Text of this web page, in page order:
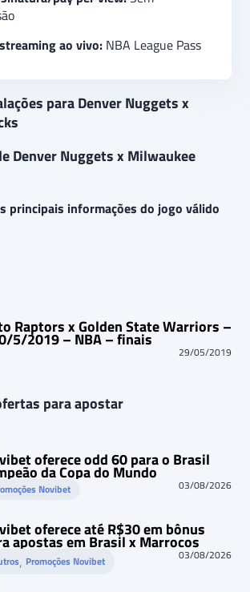
ao vivo: NBA League Pass
para Denver Nuggets x
Denver Nuggets x Milwaukee
principais informações do jogo válido
Raptors x Golden State Warriors –
5/2019 – NBA – finais
29/05/2019
para apostar
oferece odd 60 para o Brasil
da Copa do Mundo
Novibet 03/08/2026
oferece até R$30 em bônus
apostas em Brasil x Marrocos
, Promoções Novibet 03/08/2026